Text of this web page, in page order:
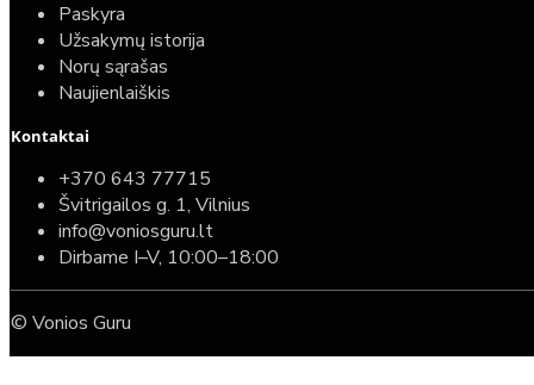
Paskyra
Užsakymų istorija
Norų sąrašas
Naujienlaiškis
Kontaktai
+370 643 77715
Švitrigailos g. 1, Vilnius
info@voniosguru.lt
Dirbame I–V, 10:00–18:00
© Vonios Guru